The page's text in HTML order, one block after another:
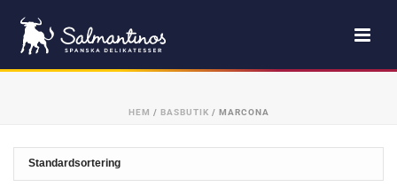
HEM / BASBUTIK / MARCONA